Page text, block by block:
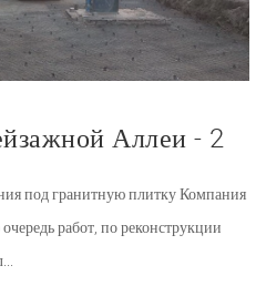
Аллеи - 2
под гранитную плитку Компания
работ, по реконструкции